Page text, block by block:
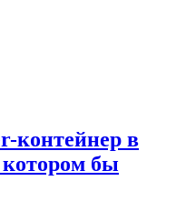
контейнер в
бы